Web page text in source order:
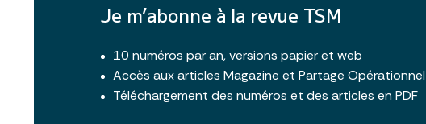
Je m’abonne à la revue TSM
10 numéros par an, versions papier et web
Accès aux articles Magazine et Partage Opérationnel
Téléchargement des numéros et des articles en PDF